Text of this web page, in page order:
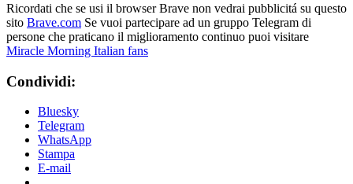
Ricordati che se usi il browser Brave non vedrai pubblicitá su questo
sito Brave.com Se vuoi partecipare ad un gruppo Telegram di
persone che praticano il miglioramento continuo puoi visitare
Miracle Morning Italian fans
Condividi:
Bluesky
Telegram
WhatsApp
Stampa
E-mail